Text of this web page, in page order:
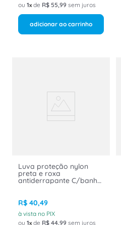
ou 1 de R$ 55,99 sem juros
adicionar ao carrinho
Luva proteção nylon
preta e roxa
antiderrapante C/banho
Next Safety
R$ 40,49
à vista no PIX
ou 1 de R$ 44,99 sem juros